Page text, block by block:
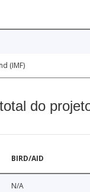
(IMF)
do
BIRD/AID
N/A